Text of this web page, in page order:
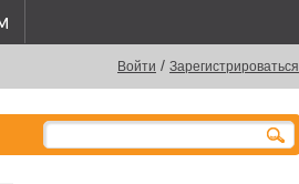
Войти / Зарегистрироваться